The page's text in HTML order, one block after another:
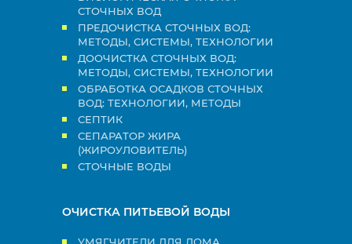
СТОЧНЫХ ВОД
ПРЕДОЧИСТКА СТОЧНЫХ ВОД:
МЕТОДЫ, СИСТЕМЫ, ТЕХНОЛОГИИ
ДООЧИСТКА СТОЧНЫХ ВОД:
МЕТОДЫ, СИСТЕМЫ, ТЕХНОЛОГИИ
ОБРАБОТКА ОСАДКОВ СТОЧНЫХ
ВОД: ТЕХНОЛОГИИ, МЕТОДЫ
СЕПТИК
СЕПАРАТОР ЖИРА
(ЖИРОУЛОВИТЕЛЬ)
СТОЧНЫЕ ВОДЫ
ОЧИСТКА ПИТЬЕВОЙ ВОДЫ
УМЯГЧИТЕЛИ ДЛЯ ДОМА